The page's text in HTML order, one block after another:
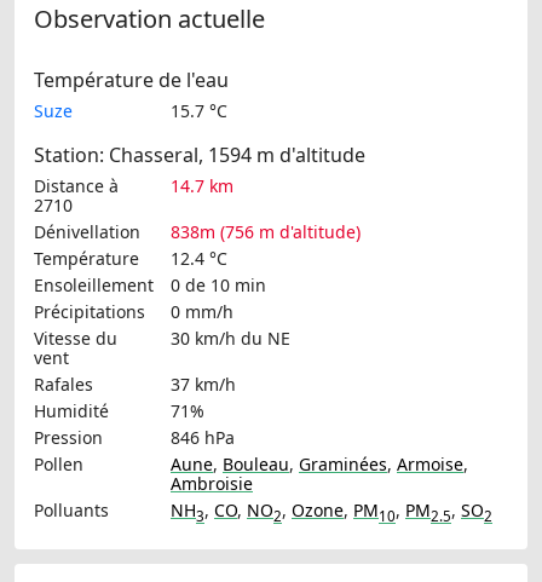
Observation actuelle
Température de l'eau
Suze 15.7 °C
Station: Chasseral, 1594 m d'altitude
Distance à
2710
14.7 km
Dénivellation
838m (756 m d'altitude)
Température
12.4 °C
Ensoleillement
0 de 10 min
Précipitations
0 mm/h
Vitesse du
vent
30 km/h du NE
Rafales
37 km/h
Humidité
71%
Pression
846 hPa
Pollen
Aune, Bouleau, Graminées, Armoise,
Ambroisie
Polluants
NH3, CO, NO2, Ozone, PM10, PM2.5, SO2